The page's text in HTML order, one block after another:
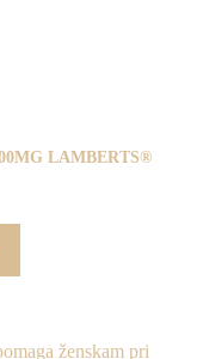
LAMBERTS®